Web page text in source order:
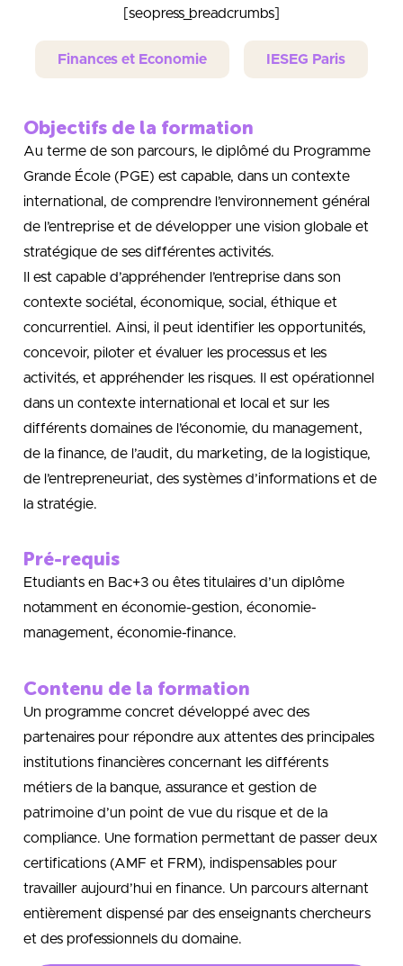
[seopress_breadcrumbs]
Finances et Economie IESEG Paris
Objectifs de la formation
Au terme de son parcours, le diplômé du Programme
Grande École (PGE) est capable, dans un contexte
international, de comprendre l’environnement général
de l’entreprise et de développer une vision globale et
stratégique de ses différentes activités.
Il est capable d’appréhender l’entreprise dans son
contexte sociétal, économique, social, éthique et
concurrentiel. Ainsi, il peut identifier les opportunités,
concevoir, piloter et évaluer les processus et les
activités, et appréhender les risques. Il est opérationnel
dans un contexte international et local et sur les
différents domaines de l’économie, du management,
de la finance, de l’audit, du marketing, de la logistique,
de l’entrepreneuriat, des systèmes d’informations et de
la stratégie.
Pré-requis
Etudiants en Bac+3 ou êtes titulaires d’un diplôme
notamment en économie-gestion, économie-
management, économie-finance.
Contenu de la formation
Un programme concret développé avec des
partenaires pour répondre aux attentes des principales
institutions financières concernant les différents
métiers de la banque, assurance et gestion de
patrimoine d’un point de vue du risque et de la
compliance. Une formation permettant de passer deux
certifications (AMF et FRM), indispensables pour
travailler aujourd’hui en finance. Un parcours alternant
entièrement dispensé par des enseignants chercheurs
et des professionnels du domaine.